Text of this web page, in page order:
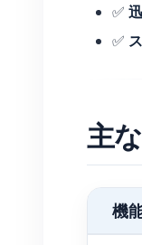
✅
✅
主
機